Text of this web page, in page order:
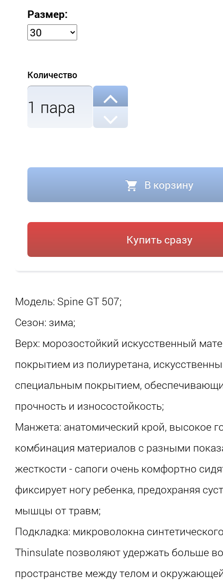
Размер:
Количество
1 пара
В корзину
Купить сразу
Модель: Spine GT 507;
Сезон: зима;
Верх: морозостойкий искусственный
покрытием из полиуретана,
специальным покрытием,
прочность и износостойкость;
Манжета: анатомический крой, высокое
комбинация материалов с разными
жесткости - сапоги очень комфортно
фиксирует ногу ребенка, предохраняя
мышцы от травм;
Подкладка: микроволокна
Thinsulate позволяют удержать больше
пространстве между телом и